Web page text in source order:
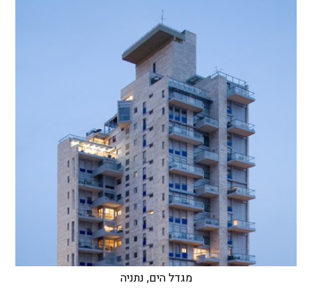
מגדל הים, נתניה